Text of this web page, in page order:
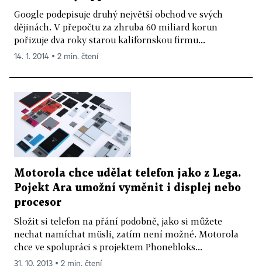
Google podepisuje druhý největší obchod ve svých
dějinách. V přepočtu za zhruba 60 miliard korun
pořizuje dva roky starou kalifornskou firmu...
14. 1. 2014 ▪ 2 min. čtení
Motorola chce udělat telefon jako z Lega.
Pojekt Ara umožní vyměnit i displej nebo
procesor
Složit si telefon na přání podobně, jako si můžete
nechat namíchat müsli, zatím není možné. Motorola
chce ve spolupráci s projektem Phonebloks...
31. 10. 2013 ▪ 2 min. čtení